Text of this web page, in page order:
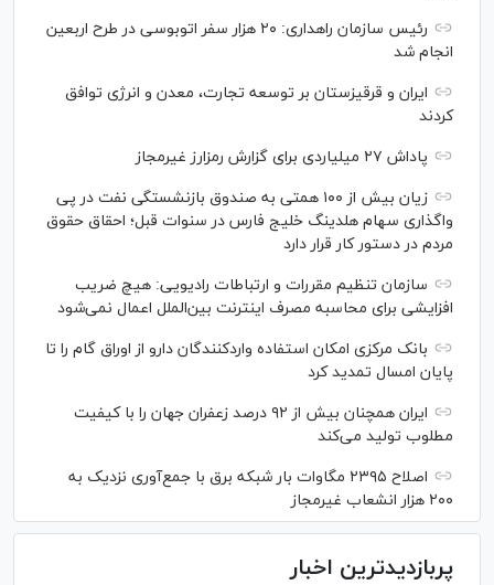
رئیس سازمان راهداری: ۲۰ هزار سفر اتوبوسی در طرح اربعین
انجام شد
ایران و قرقیزستان بر توسعه تجارت، معدن و انرژی توافق
کردند
پاداش ۲۷ میلیاردی برای گزارش رمزارز غیرمجاز
زیان بیش از ۱۰۰ همتی به صندوق بازنشستگی نفت در پی
واگذاری سهام هلدینگ خلیج فارس در سنوات قبل؛ احقاق حقوق
مردم در دستور کار قرار دارد
سازمان تنظیم مقررات و ارتباطات رادیویی: هیچ ضریب
افزایشی برای محاسبه مصرف اینترنت بین‌الملل اعمال نمی‌شود
بانک مرکزی امکان استفاده واردکنندگان دارو از اوراق گام را تا
پایان امسال تمدید کرد
ایران همچنان بیش از ۹۲ درصد زعفران جهان را با کیفیت
مطلوب تولید می‌کند
اصلاح ۲۳۹۵ مگاوات بار شبکه برق با جمع‌آوری نزدیک به
۲۰۰ هزار انشعاب غیرمجاز
پربازدیدترین اخبار